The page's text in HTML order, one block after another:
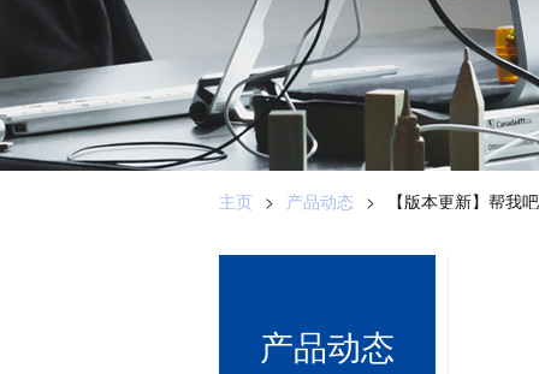
主页 > 产品动态 > 【版本更新】帮我
产品动态